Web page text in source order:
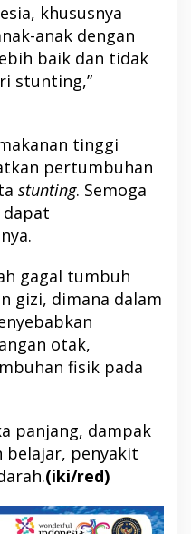
khususnya
anak dengan
baik dan tidak
stunting,”
tinggi
pertumbuhan
stunting. Semoga
gagal tumbuh
gizi, dimana dalam
otak,
fisik pada
panjang, dampak
penyakit
(iki/red)